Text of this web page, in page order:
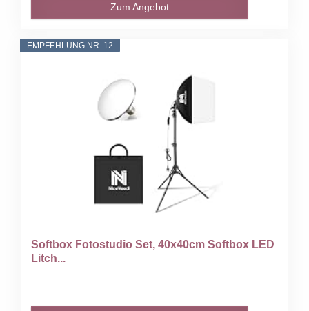
Zum Angebot
EMPFEHLUNG NR. 12
Softbox Fotostudio Set, 40x40cm Softbox LED
Litch...